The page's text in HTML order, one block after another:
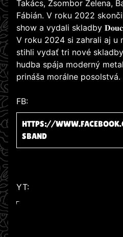
Takács, Zsombor Zelena,
Fábián. V roku 2022
show a vydali skladby
V roku 2024 si zahrali aj u
stihli vydať tri nové
hudba spája moderný
prináša morálne posolstvá.
FB:
HTTPS://
SBAND
YT: